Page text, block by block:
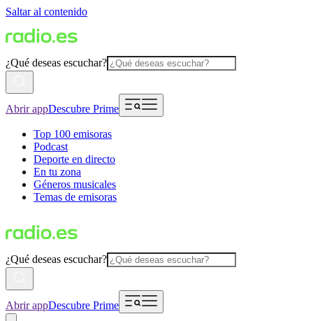
Saltar al contenido
¿Qué deseas escuchar?
Abrir appDescubre Prime
Top 100 emisoras
Podcast
Deporte en directo
En tu zona
Géneros musicales
Temas de emisoras
¿Qué deseas escuchar?
Abrir appDescubre Prime